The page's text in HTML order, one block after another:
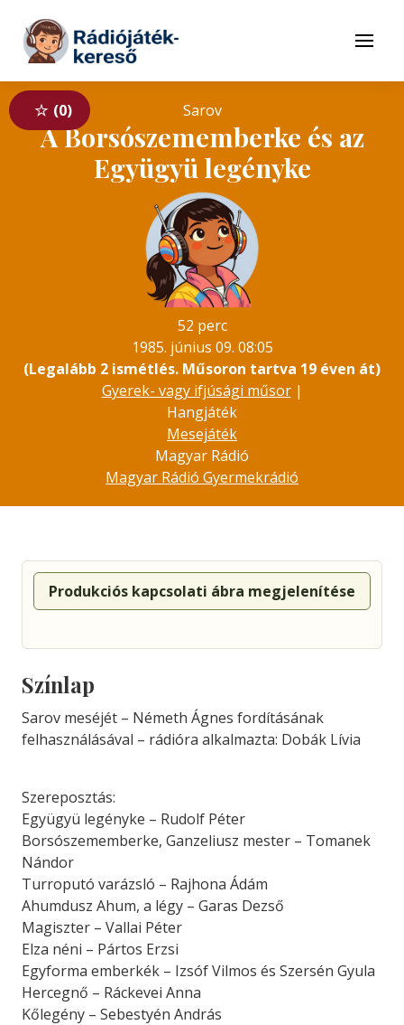
Tovább a tartalomhoz
Menü
0 Sarov
A Borsószememberke és az
Együgyü legényke
52 perc
1985. június 09. 08:05
(Legalább 2 ismétlés. Műsoron tartva 19 éven át)
Gyerek- vagy ifjúsági műsor|
Hangjáték
Mesejáték
Magyar Rádió
Magyar Rádió Gyermekrádió
Produkciós kapcsolati ábra megjelenítése
Színlap
Sarov meséjét – Németh Ágnes fordításának
felhasználásával – rádióra alkalmazta: Dobák Lívia
Szereposztás:
Együgyü legényke – Rudolf Péter
Borsószememberke, Ganzeliusz mester – Tomanek
Nándor
Turroputó varázsló – Rajhona Ádám
Ahumdusz Ahum, a légy – Garas Dezső
Magiszter – Vallai Péter
Elza néni – Pártos Erzsi
Egyforma emberkék – Izsóf Vilmos és Szersén Gyula
Hercegnő – Ráckevei Anna
Kőlegény – Sebestyén András